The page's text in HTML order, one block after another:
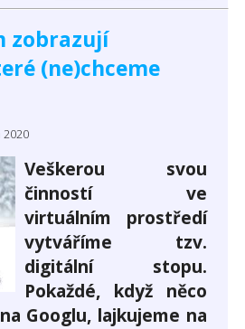
zobrazují
(ne)chceme
Veškerou svou
činností ve
virtuálním prostředí
vytváříme tzv.
digitální stopu.
Pokaždé, když něco
Googlu, lajkujeme na